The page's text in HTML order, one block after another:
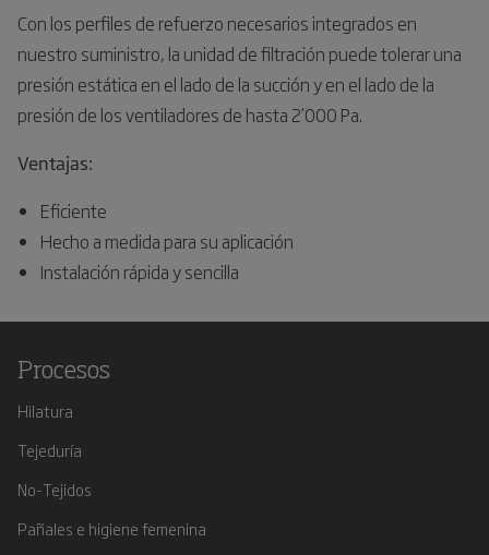
Con los perfiles de refuerzo necesarios integrados en
nuestro suministro, la unidad de filtración puede tolerar una
presión estática en el lado de la succión y en el lado de la
presión de los ventiladores de hasta 2’000 Pa.
Ventajas:
Eficiente
Hecho a medida para su aplicación
Instalación rápida y sencilla
Procesos
Hilatura
Tejeduría
No-Tejidos
Pañales e higiene femenina